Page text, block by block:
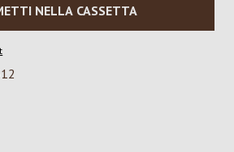
NELLA CASSETTA